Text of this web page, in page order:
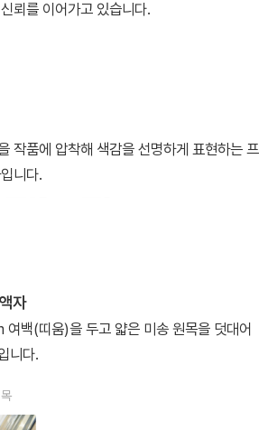
뢰를 이어가고 있습니다.
작품에 압착해 색감을 선명하게 표현하는 프
니다.
자
백(띠움)을 두고 얇은 미송 원목을 덧대어
니다.